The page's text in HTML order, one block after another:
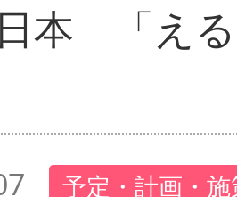
本 「え
予定・計画・